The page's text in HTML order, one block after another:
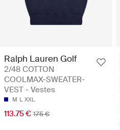
Ralph Lauren Golf
2/48 COTTON
COOLMAX-SWEATER-
VEST - Vestes
M L XXL
113.75 € 175 €